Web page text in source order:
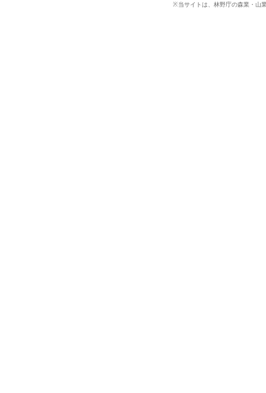
※当サイトは、林野庁の森業・山